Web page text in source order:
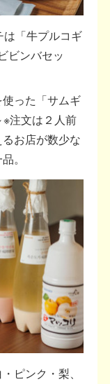
「牛プルコギ
ビンバセッ
った「サムギ
※注文は２人前
お店が数少な
。
ピンク・梨、